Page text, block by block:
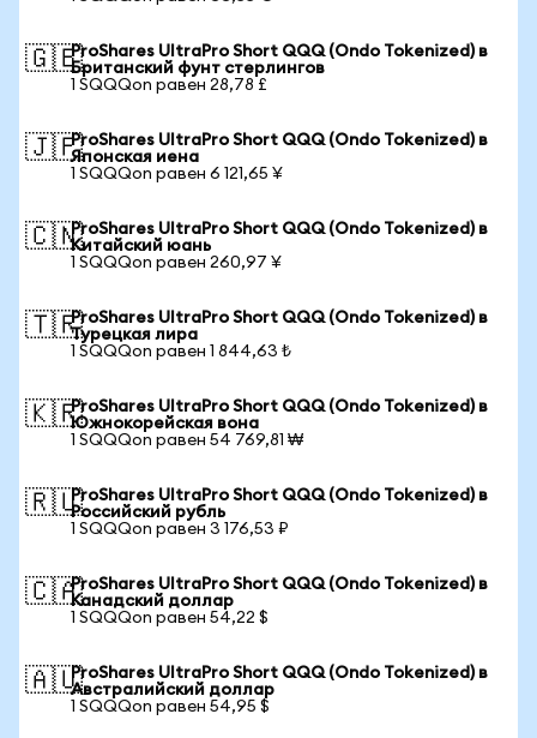
🇬🇧ProShares UltraPro Short QQQ (Ondo Tokenized) в
Британский фунт стерлингов
1 SQQQon равен 28,78 £
🇯🇵ProShares UltraPro Short QQQ (Ondo Tokenized) в
Японская иена
1 SQQQon равен 6 121,65 ¥
🇨🇳ProShares UltraPro Short QQQ (Ondo Tokenized) в
Китайский юань
1 SQQQon равен 260,97 ¥
🇹🇷ProShares UltraPro Short QQQ (Ondo Tokenized) в
Турецкая лира
1 SQQQon равен 1 844,63 ₺
🇰🇷ProShares UltraPro Short QQQ (Ondo Tokenized) в
Южнокорейская вона
1 SQQQon равен 54 769,81 ₩
🇷🇺ProShares UltraPro Short QQQ (Ondo Tokenized) в
Российский рубль
1 SQQQon равен 3 176,53 ₽
🇨🇦ProShares UltraPro Short QQQ (Ondo Tokenized) в
Канадский доллар
1 SQQQon равен 54,22 $
🇦🇺ProShares UltraPro Short QQQ (Ondo Tokenized) в
Австралийский доллар
1 SQQQon равен 54,95 $